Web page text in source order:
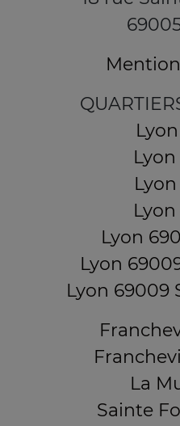
Lyon
Lyon
Lyon 69009
La
Sainte